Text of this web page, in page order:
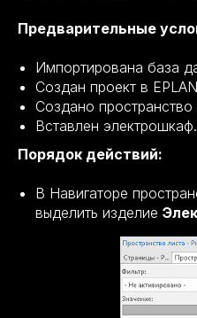
Предварительные
Импортирована база
Создан проект в
Создано пространство
Вставлен электрошкаф.
Порядок действий:
В Навигаторе
выделить изделие